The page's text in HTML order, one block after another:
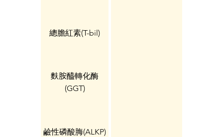
總膽紅素(T-bil)
麩胺醯轉化酶
(GGT)
鹼性磷酸脢(ALKP)